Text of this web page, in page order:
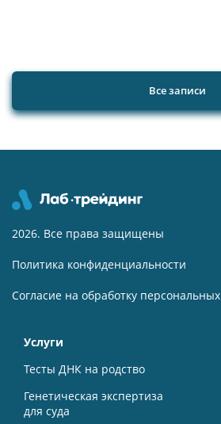
Все записи
2026. Все права защищены
Политика конфиденциальности
Согласие на обработку
Услуги
Тесты ДНК на родство
Генетическая экспертиза
для суда